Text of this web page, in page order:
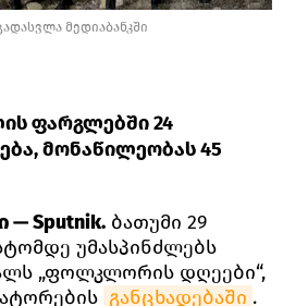
მედიაბანკში
ფარგლებში 24
მონაწილეობას 45
— Sputnik. ბათუმი 29
უმასპინძლებს
„ფოლკლორის დღეები“,
განცხადებაში .